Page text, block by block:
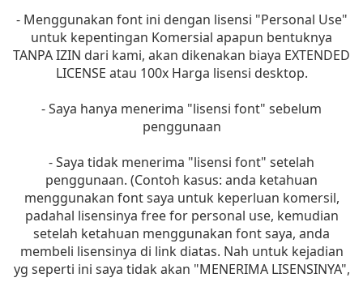
- Menggunakan font ini dengan lisensi "Personal Use"
untuk kepentingan Komersial apapun bentuknya
TANPA IZIN dari kami, akan dikenakan biaya EXTENDED
LICENSE atau 100x Harga lisensi desktop.
- Saya hanya menerima "lisensi font" sebelum
penggunaan
- Saya tidak menerima "lisensi font" setelah
penggunaan. (Contoh kasus: anda ketahuan
menggunakan font saya untuk keperluan komersil,
padahal lisensinya free for personal use, kemudian
setelah ketahuan menggunakan font saya, anda
membeli lisensinya di link diatas. Nah untuk kejadian
yg seperti ini saya tidak akan "MENERIMA LISENSINYA",